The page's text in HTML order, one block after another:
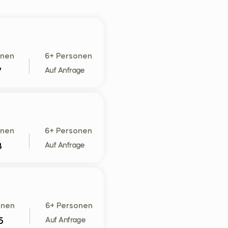
6+ Personen
Auf Anfrage
6+ Personen
Auf Anfrage
6+ Personen
Auf Anfrage